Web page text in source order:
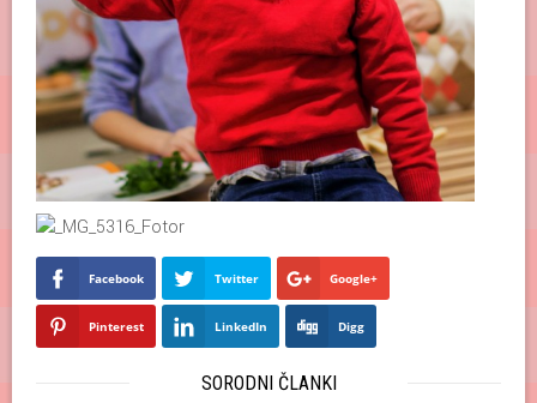
Facebook Twitter Google+
Pinterest LinkedIn Digg
SORODNI ČLANKI